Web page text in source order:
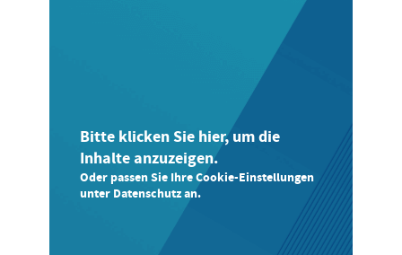
Bitte klicken Sie hier, um die
Inhalte anzuzeigen.
Oder passen Sie Ihre Cookie-Einstellungen
unter Datenschutz an.